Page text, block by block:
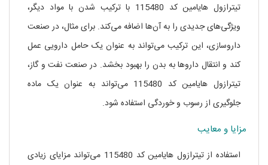
تیترازول هایامین کد 115480 با ترکیب شدن با مواد دیگر،
ویژگی‌های جدیدی را به آن‌ها اضافه می‌کند. برای مثال، در صنعت
داروسازی، این ترکیب می‌تواند به عنوان یک حامل دارویی عمل
کند و انتقال داروها به بدن را بهبود بخشد. در صنعت نفت و گاز،
تیترازول هایامین کد 115480 می‌تواند به عنوان یک ماده
جلوگیری از رسوب و خوردگی استفاده شود.
مزایا و معایب
استفاده از تیترازول هایامین کد 115480 می‌تواند مزایای زیادی